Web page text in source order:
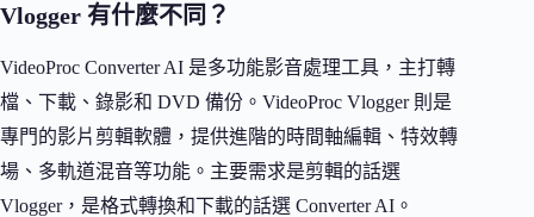
Vlogger 有什麼不同？
VideoProc Converter AI 是多功能影音處理工具，主打轉
檔、下載、錄影和 DVD 備份。VideoProc Vlogger 則是
專門的影片剪輯軟體，提供進階的時間軸編輯、特效轉
場、多軌道混音等功能。主要需求是剪輯的話選
Vlogger，是格式轉換和下載的話選 Converter AI。